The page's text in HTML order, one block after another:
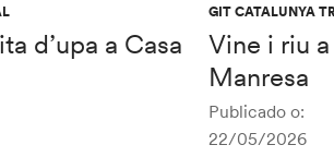
d’upa a Casa
GIT CATALUNYA
Vine i riu
Manresa
Publicado o:
22/05/2026